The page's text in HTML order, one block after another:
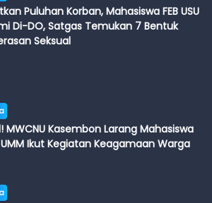
Puluhan Korban, Mahasiswa FEB USU
Di-DO, Satgas Temukan 7 Bentuk
Seksual
MWCNU Kasembon Larang Mahasiswa
UMM Ikut Kegiatan Keagamaan Warga